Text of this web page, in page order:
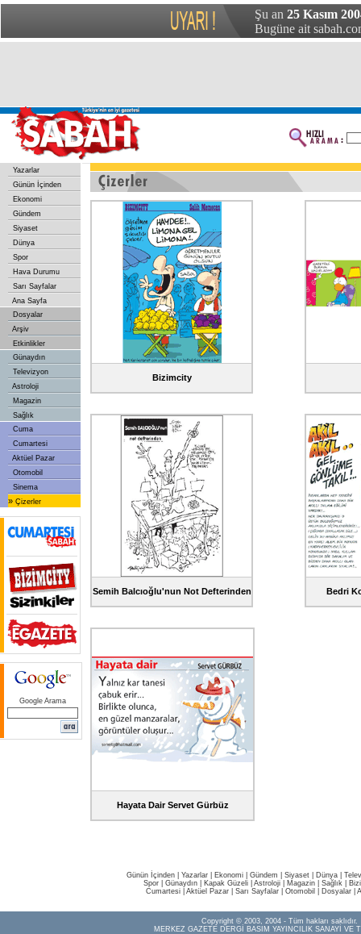
Şu an 25 Kasım
Bugüne ait
Yazarlar
Günün İçinden
Ekonomi
Gündem
Siyaset
Dünya
Spor
Hava Durumu
Sarı Sayfalar
Ana Sayfa
Dosyalar
Arşiv
Etkinlikler
Günaydın
Televizyon
Astroloji
Magazin
Sağlık
Cuma
Cumartesi
Aktüel Pazar
Otomobil
Sinema
» Çizerler
Google Arama
Bizimcity
Semih Balcıoğlu'nun Not Defterinden Bedri
Hayata Dair Servet Gürbüz
Günün İçinden Yazarlar Ekonomi Gündem Siyaset Dünya |
Spor
Günaydın Kapak Güzeli Astroloji Magazin Sağlık
Cumartesi| Aktüel Pazar| Sarı Sayfalar| Otomobil Dosyalar|
Copyright © 2003, 2004 - Tüm hakları saklıdır.
MERKEZ GAZETE DERGİ BASIM YAYINCILIK SANAYİ VE